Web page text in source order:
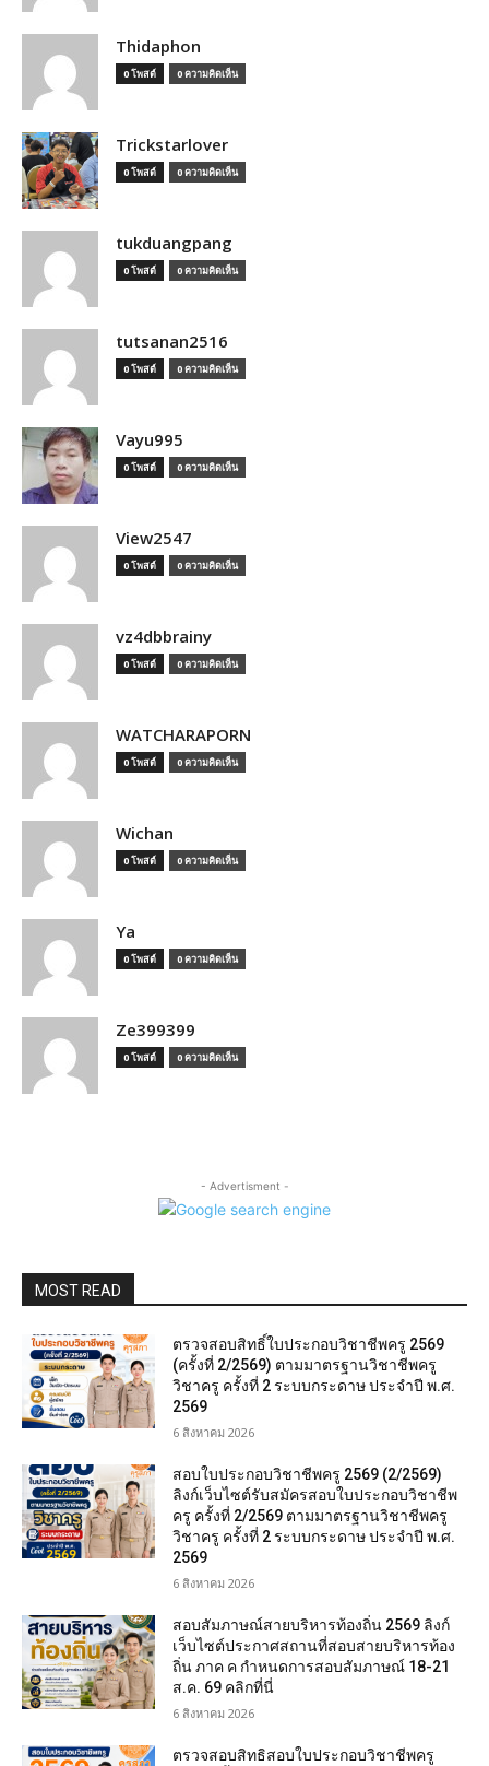
Thidaphon
0 โพสต์ 0 ความคิดเห็น
Trickstarlover
0 โพสต์ 0 ความคิดเห็น
tukduangpang
0 โพสต์ 0 ความคิดเห็น
tutsanan2516
0 โพสต์ 0 ความคิดเห็น
Vayu995
0 โพสต์ 0 ความคิดเห็น
View2547
0 โพสต์ 0 ความคิดเห็น
vz4dbbrainy
0 โพสต์ 0 ความคิดเห็น
WATCHARAPORN
0 โพสต์ 0 ความคิดเห็น
Wichan
0 โพสต์ 0 ความคิดเห็น
Ya
0 โพสต์ 0 ความคิดเห็น
Ze399399
0 โพสต์ 0 ความคิดเห็น
- Advertisment -
MOST READ
ตรวจสอบสิทธิ์ใบประกอบวิชาชีพครู 2569
(ครั้งที่ 2/2569) ตามมาตรฐานวิชาชีพครู
วิชาครู ครั้งที่ 2 ระบบกระดาษ ประจำปี พ.ศ.
2569
6 สิงหาคม 2026
สอบใบประกอบวิชาชีพครู 2569 (2/2569)
ลิงก์เว็บไซต์รับสมัครสอบใบประกอบวิชาชีพ
ครู ครั้งที่ 2/2569 ตามมาตรฐานวิชาชีพครู
วิชาครู ครั้งที่ 2 ระบบกระดาษ ประจำปี พ.ศ.
2569
6 สิงหาคม 2026
สอบสัมภาษณ์สายบริหารท้องถิ่น 2569 ลิงก์
เว็บไซต์ประกาศสถานที่สอบสายบริหารท้อง
ถิ่น ภาค ค กำหนดการสอบสัมภาษณ์ 18-21
ส.ค. 69 คลิกที่นี่
6 สิงหาคม 2026
ตรวจสอบสิทธิสอบใบประกอบวิชาชีพครู